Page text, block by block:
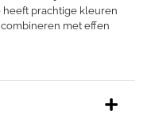
heeft prachtige kleuren
met effen